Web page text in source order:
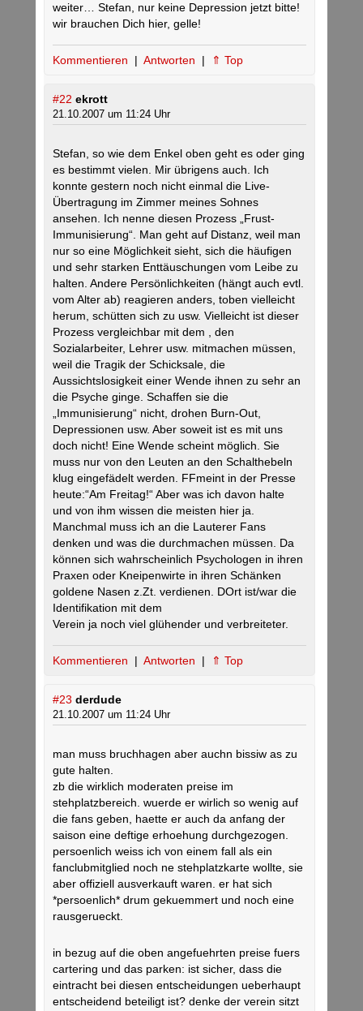
weiter… Stefan, nur keine Depression jetzt bitte!
wir brauchen Dich hier, gelle!
Kommentieren | Antworten | ⇑ Top
#22 ekrott
21.10.2007 um 11:24 Uhr
Stefan, so wie dem Enkel oben geht es oder ging
es bestimmt vielen. Mir übrigens auch. Ich
konnte gestern noch nicht einmal die Live-
Übertragung im Zimmer meines Sohnes
ansehen. Ich nenne diesen Prozess „Frust-
Immunisierung“. Man geht auf Distanz, weil man
nur so eine Möglichkeit sieht, sich die häufigen
und sehr starken Enttäuschungen vom Leibe zu
halten. Andere Persönlichkeiten (hängt auch evtl.
vom Alter ab) reagieren anders, toben vielleicht
herum, schütten sich zu usw. Vielleicht ist dieser
Prozess vergleichbar mit dem , den
Sozialarbeiter, Lehrer usw. mitmachen müssen,
weil die Tragik der Schicksale, die
Aussichtslosigkeit einer Wende ihnen zu sehr an
die Psyche ginge. Schaffen sie die
„Immunisierung“ nicht, drohen Burn-Out,
Depressionen usw. Aber soweit ist es mit uns
doch nicht! Eine Wende scheint möglich. Sie
muss nur von den Leuten an den Schalthebeln
klug eingefädelt werden. FFmeint in der Presse
heute:“Am Freitag!“ Aber was ich davon halte
und von ihm wissen die meisten hier ja.
Manchmal muss ich an die Lauterer Fans
denken und was die durchmachen müssen. Da
können sich wahrscheinlich Psychologen in ihren
Praxen oder Kneipenwirte in ihren Schänken
goldene Nasen z.Zt. verdienen. DOrt ist/war die
Identifikation mit dem
Verein ja noch viel glühender und verbreiteter.
Kommentieren | Antworten | ⇑ Top
#23 derdude
21.10.2007 um 11:24 Uhr
man muss bruchhagen aber auchn bissiw as zu
gute halten.
zb die wirklich moderaten preise im
stehplatzbereich. wuerde er wirlich so wenig auf
die fans geben, haette er auch da anfang der
saison eine deftige erhoehung durchgezogen.
persoenlich weiss ich von einem fall als ein
fanclubmitglied noch ne stehplatzkarte wollte, sie
aber offiziell ausverkauft waren. er hat sich
*persoenlich* drum gekuemmert und noch eine
rausgerueckt.
in bezug auf die oben angefuehrten preise fuers
cartering und das parken: ist sicher, dass die
eintracht bei diesen entscheidungen ueberhaupt
entscheidend beteiligt ist? denke der verein sitzt